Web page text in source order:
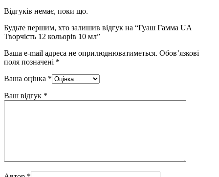
Відгуків немає, поки що.
Будьте першим, хто залишив відгук на “Гуаш Гамма UA
Творчість 12 кольорів 10 мл”
Ваша e-mail адреса не оприлюднюватиметься. Обов’язкові
поля позначені *
Ваша оцінка *
Ваш відгук *